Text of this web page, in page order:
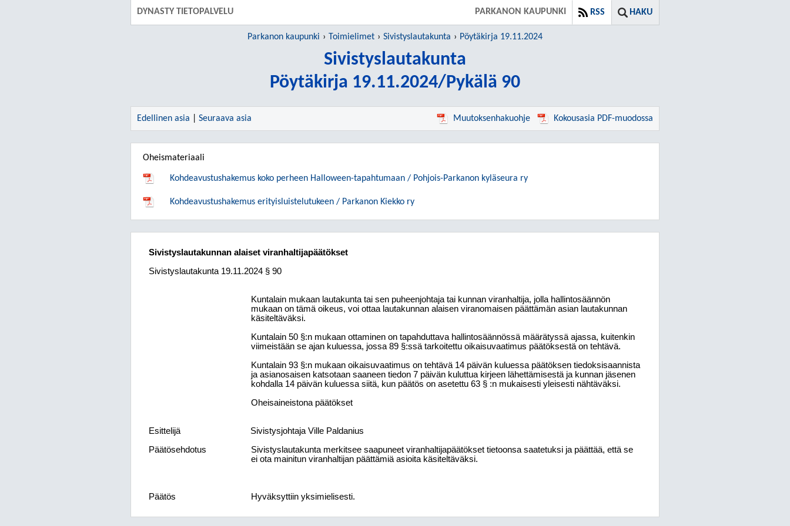
DYNASTY TIETOPALVELU HAKU
RSS
PARKANON KAUPUNKI
Parkanon kaupunki Toimielimet Sivistyslautakunta Pöytäkirja 19.11.2024
Sivistyslautakunta
Pöytäkirja 19.11.2024/Pykälä 90
Edellinen asia Seuraava asia Muutoksenhakuohje Kokousasia PDF-muodossa
Oheismateriaali
Kohdeavustushakemus koko perheen Halloween-tapahtumaan / Pohjois-Parkanon kyläseura ry
Kohdeavustushakemus erityisluistelutukeen / Parkanon Kiekko ry
Sivistyslautakunnan alaiset viranhaltijapäätökset
Sivistyslautakunta 19.11.2024 § 90
Kuntalain mukaan lautakunta tai sen puheenjohtaja tai kunnan viranhaltija, jolla hallintosäännön
mukaan on tämä oikeus, voi ottaa lautakunnan alaisen viranomaisen päättämän asian lautakunnan
käsiteltäväksi.
Kuntalain 50 §:n mukaan ottaminen on tapahduttava hallintosäännössä määrätyssä ajassa, kuitenkin
viimeistään se ajan kuluessa, jossa 89 §:ssä tarkoitettu oikaisuvaatimus päätöksestä on tehtävä.
Kuntalain 93 §:n mukaan oikaisuvaatimus on tehtävä 14 päivän kuluessa päätöksen tiedoksisaannista
ja asianosaisen katsotaan saaneen tiedon 7 päivän kuluttua kirjeen lähettämisestä ja kunnan jäsenen
kohdalla 14 päivän kuluessa siitä, kun päätös on asetettu 63 § :n mukaisesti yleisesti nähtäväksi.
Oheisaineistona päätökset
Esittelijä
Sivistysjohtaja Ville Paldanius
Päätösehdotus
Sivistyslautakunta merkitsee saapuneet viranhaltijapäätökset tietoonsa saatetuksi ja päättää, että se
ei ota mainitun viranhaltijan päättämiä asioita käsiteltäväksi.
Päätös Hyväksyttiin yksimielisesti.